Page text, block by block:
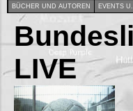
BÜCHER UND AUTOREN EVENTS
LIVE